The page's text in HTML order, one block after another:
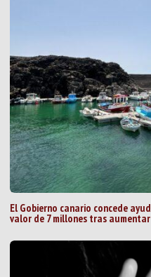
El Gobierno canario concede
valor de 7 millones tras